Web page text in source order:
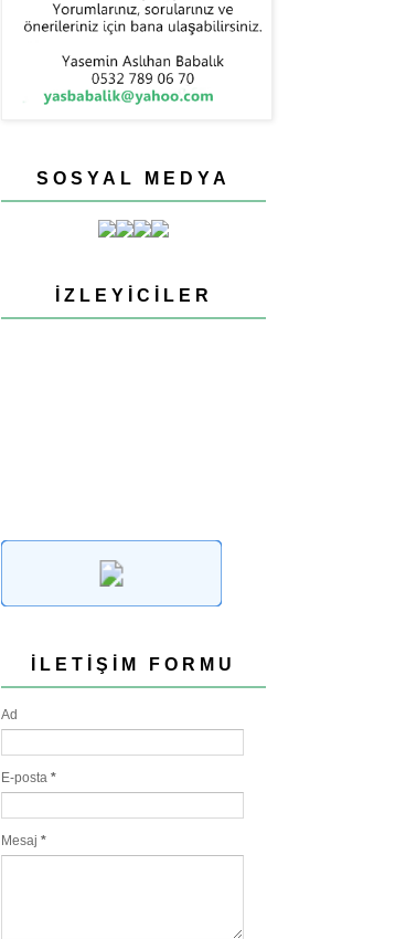
SOSYAL MEDYA
İZLEYICILER
İLETIŞIM FORMU
Ad
E-posta *
Mesaj *